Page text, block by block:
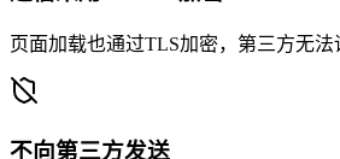
页面加载也通过TLS加密，第三方无法
不向第三方发送